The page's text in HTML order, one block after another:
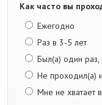
Как часто вы
Ежегодно
Раз в 3-5 лет
Был(а) один
Не проходил(а)
Мне не хватает